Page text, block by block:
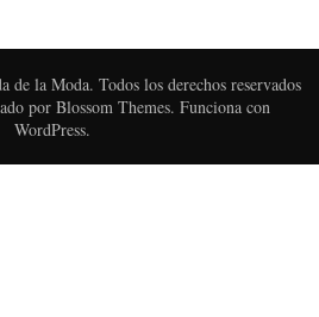
de la Moda. Todos los derechos reservados
por Blossom Themes. Funciona con
WordPress.